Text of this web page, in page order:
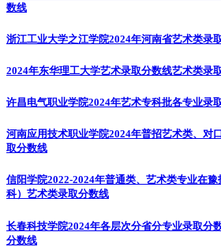
数线
浙江工业大学之江学院2024年河南省艺术类录
2024年东华理工大学艺术录取分数线艺术类录
许昌电气职业学院2024年艺术专科批各专业录
河南应用技术职业学院2024年普招艺术类、对
取分数线
信阳学院2022-2024年普通类、艺术类专业在
科） 艺术类录取分数线
长春科技学院2024年各层次分省分专业录取分
分数线